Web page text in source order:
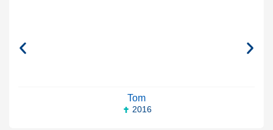
Tom
2016